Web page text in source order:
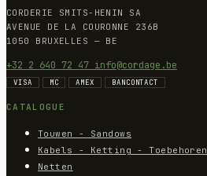
CORDERIE SMITS-HENIN SA
AVENUE DE LA COURONNE 236B
1050 BRUXELLES — BE
+32 2 640 72 47 info@cordage.be
VISA MC AMEX BANCONTACT
CATALOGUE
Touwen - Sandows
Kabels - Ketting - Toebehoren
Netten